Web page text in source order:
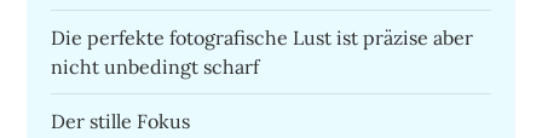
Die perfekte fotografische Lust ist präzise aber
nicht unbedingt scharf
Der stille Fokus